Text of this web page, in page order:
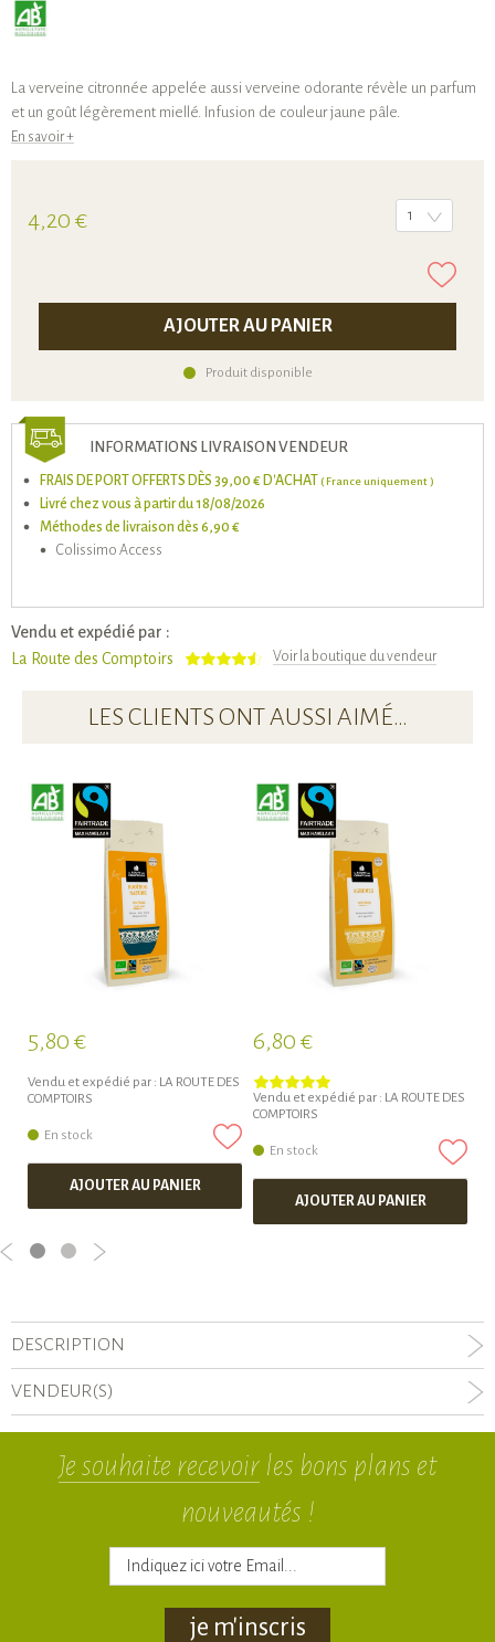
La verveine citronnée appelée aussi verveine odorante révèle un parfum
et un goût légèrement miellé. Infusion de couleur jaune pâle.
En savoir +
4,20 € 1
AJOUTER AU PANIER
Produit disponible
INFORMATIONS LIVRAISON VENDEUR
FRAIS DE PORT OFFERTS DÈS 39,00 € D'ACHAT ( France uniquement )
Livré chez vous à partir du 18/08/2026
Méthodes de livraison dès 6,90 €
Colissimo Access
Vendu et expédié par :
La Route des Comptoirs
Voir la boutique du vendeur
LES CLIENTS ONT AUSSI AIMÉ…
5,80 €
Vendu et expédié par : LA ROUTE DES
COMPTOIRS
En stock
AJOUTER AU PANIER
6,80 €
Vendu et expédié par : LA ROUTE DES
COMPTOIRS
En stock
AJOUTER AU PANIER
DESCRIPTION
VENDEUR(S)
Je souhaite recevoirles bons plans et
nouveautés !
je m'inscris